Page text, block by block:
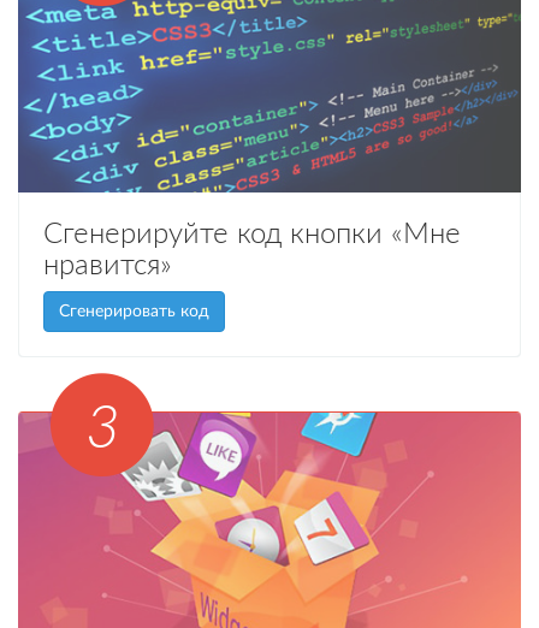
Сгенерируйте код кнопки «Мне
нравится»
Сгенерировать код
3